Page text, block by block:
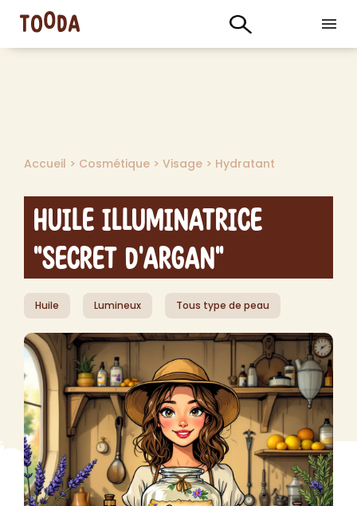
Accueil > Cosmétique > Visage > Hydratant
Huile Illuminatrice
"Secret d'Argan"
Huile Lumineux Tous type de peau